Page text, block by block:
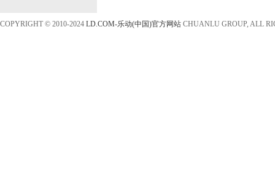
COPYRIGHT © 2010-2024 LD.COM-乐动(中国)官方网站 CHUANLU GROUP, ALL